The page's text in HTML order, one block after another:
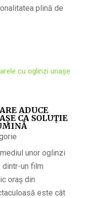
plină de
ADUCE
CA SOLUȚIE
unor oglinzi
un film
oraș din
este cât